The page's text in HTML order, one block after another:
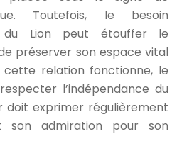
Toutefois, le besoin
du Lion peut étouffer le
préserver son espace vital
relation fonctionne, le
l’indépendance du
doit exprimer régulièrement
son admiration pour son